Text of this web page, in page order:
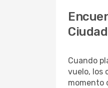
Cuando
vuelo, los
momento